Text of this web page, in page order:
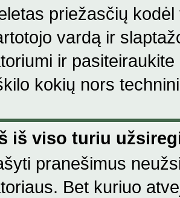
priežasčių
vardą ir
ir
kokių nors
iš viso turiu
pranešimus
Bet kuriuo